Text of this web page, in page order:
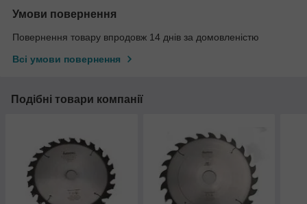
Умови повернення
Повернення товару впродовж 14 днів за домовленістю
Всі умови повернення
Подібні товари компанії